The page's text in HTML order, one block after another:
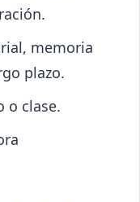
memoria
plazo.
o clase.